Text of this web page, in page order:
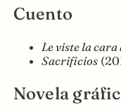
Cuento
Le viste la cara
Sacrificios
Novela